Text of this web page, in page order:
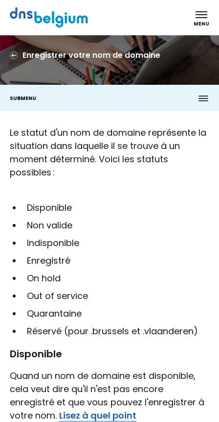
DNS Belgium
MENU
Enregistrer votre nom de domaine
SUBMENU
Le statut d'un nom de domaine représente la
situation dans laquelle il se trouve à un
moment déterminé. Voici les statuts
possibles :
Disponible
Non valide
Indisponible
Enregistré
On hold
Out of service
Quarantaine
Réservé (pour .brussels et .vlaanderen)
Disponible
Quand un nom de domaine est disponible,
cela veut dire qu'il n'est pas encore
enregistré et que vous pouvez l'enregistrer à
votre nom. Lisez à quel point